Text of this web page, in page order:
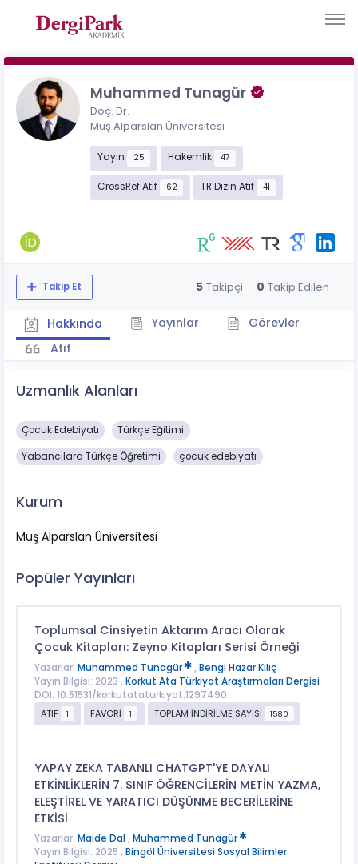
Muhammed Tunagür
Doç. Dr.
Muş Alparslan Üniversitesi
Yayın 25 Hakemlik 47
CrossRef Atıf 62 TR Dizin Atıf 41
Takip Et 5 Takipçi 0 Takip Edilen
Hakkında Yayınlar
Görevler
Atıf
Uzmanlık Alanları
Çocuk Edebiyatı Türkçe Eğitimi
Yabancılara Türkçe Öğretimi çocuk edebiyatı
Kurum
Muş Alparslan Üniversitesi
Popüler Yayınları
Toplumsal Cinsiyetin Aktarım Aracı Olarak
Çocuk Kitapları: Zeyno Kitapları Serisi Örneği
Yazarlar: Muhammed Tunagür , Bengi Hazar Kılıç
Yayın Bilgisi: 2023 , Korkut Ata Türkiyat Araştırmaları Dergisi
DOI: 10.51531/korkutataturkiyat.1297490
ATIF
1 FAVORİ 1 TOPLAM İNDİRİLME SAYISI 1580
YAPAY ZEKA TABANLI CHATGPT'YE DAYALI
ETKİNLİKLERİN 7. SINIF ÖĞRENCİLERİN METİN YAZMA,
ELEŞTİREL VE YARATICI DÜŞÜNME BECERİLERİNE
ETKİSİ
Yazarlar: Maide Dal , Muhammed Tunagür
Yayın Bilgisi: 2025 , Bingöl Üniversitesi Sosyal Bilimler